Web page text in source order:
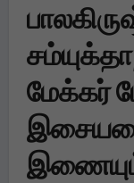
மேக்கர்